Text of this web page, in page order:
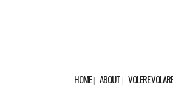
HOME ABOUT VOLERE VOLARE